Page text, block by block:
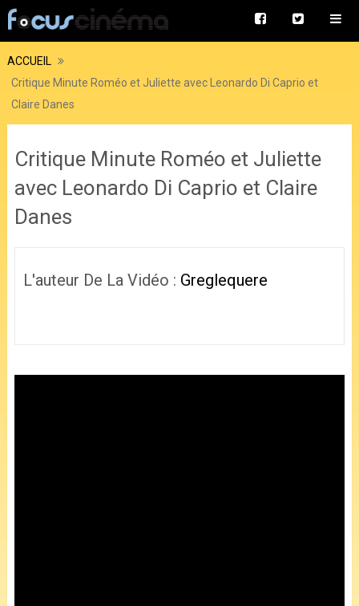
ACCUEIL
Critique Minute Roméo et Juliette avec Leonardo Di Caprio et
Claire Danes
Critique Minute Roméo et Juliette
avec Leonardo Di Caprio et Claire
Danes
L'auteur De La Vidéo : Greglequere